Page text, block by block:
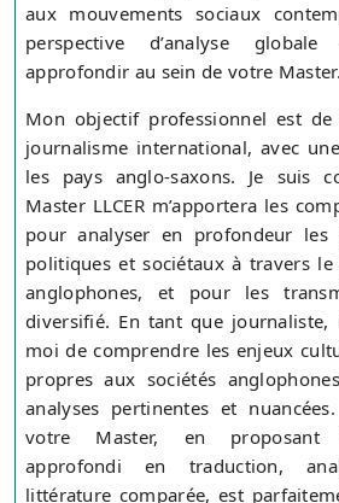
aux mouvements sociaux
perspective d’analyse
approfondir au sein de votre Master.
Mon objectif professionnel est
journalisme international, avec
les pays anglo-saxons. Je suis
Master LLCER m’apportera les
pour analyser en profondeur les
politiques et sociétaux à travers
anglophones, et pour les
diversifié. En tant que
moi de comprendre les enjeux
propres aux sociétés
analyses pertinentes et
votre Master, en proposant
approfondi en traduction,
littérature comparée, est